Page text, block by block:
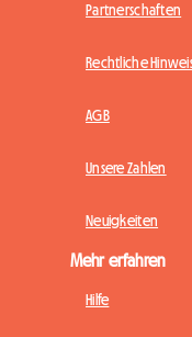
Partnerschaften
Rechtliche
AGB
Unsere Zahlen
Neuigkeiten
Mehr erfahren
Hilfe